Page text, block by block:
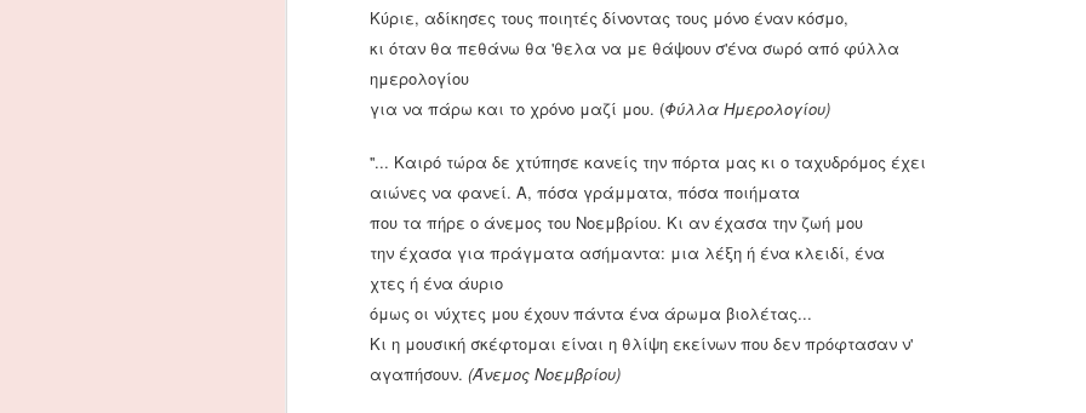
Κύριε, αδίκησες τους ποιητές δίνοντας τους μόνο έναν κόσμο,
κι όταν θα πεθάνω θα 'θελα να με θάψουν σ'ένα σωρό από φύλλα
ημερολογίου
για να πάρω και το χρόνο μαζί μου. (Φύλλα Ημερολογίου)
''... Καιρό τώρα δε χτύπησε κανείς την πόρτα μας κι ο ταχυδρόμος έχει
αιώνες να φανεί. Α, πόσα γράμματα, πόσα ποιήματα
που τα πήρε ο άνεμος του Νοεμβρίου. Κι αν έχασα την ζωή μου
την έχασα για πράγματα ασήμαντα: μια λέξη ή ένα κλειδί, ένα
χτες ή ένα άυριο
όμως οι νύχτες μου έχουν πάντα ένα άρωμα βιολέτας...
Κι η μουσική σκέφτομαι είναι η θλίψη εκείνων που δεν πρόφτασαν ν'
αγαπήσουν. (Άνεμος Νοεμβρίου)
Ρομαντισμού. Η μακρινή Ανατολή εξάπτει τη φαντασία και
πυροδοτεί το πάθος. Ο Οριενταλισμός υπήρξε το ρεύμα σκέψης
αφορούσε στην Ανατολή.
"Ηράκλειος ο Αυτοκράτωρ του Βυζαντίου"
Στο διαδίκτυο βρήκαμε (από τα "Κλασσικά Εικονογραφημένα") την ιστορία του αυτοκράτορα
Ηρακλείου σε κόμικ. Θεωρούμε πως είναι αρκετά ενδιαφέρον και δίνει μια νέα (αν και
παλαιό τεύχος) πρόταση για την προσέγγιση της ιστορίας μας.
MAR
1
Κριτική στο έργο της Frida Kahlo
H εικόνα και η τέχνη της Φρίντας Κάλο έχουν προβληθεί